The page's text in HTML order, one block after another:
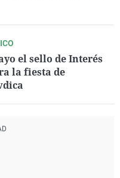
el sello de Interés
la fiesta de